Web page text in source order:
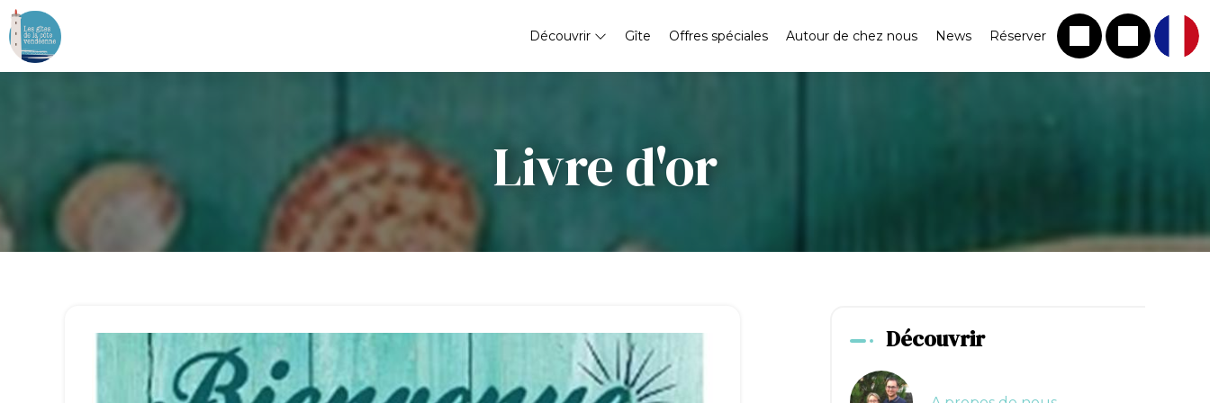
Découvrir Gîte Offres spéciales Autour de chez nous News Réserver
Livre d'or
Découvrir